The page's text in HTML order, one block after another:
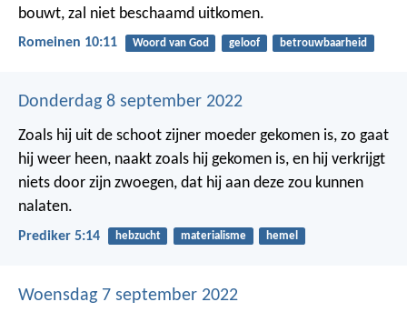
bouwt, zal niet beschaamd uitkomen.
Romeinen 10:11 Woord van God geloof betrouwbaarheid
Donderdag 8 september 2022
Zoals hij uit de schoot zijner moeder gekomen is, zo gaat
hij weer heen, naakt zoals hij gekomen is, en hij verkrijgt
niets door zijn zwoegen, dat hij aan deze zou kunnen
nalaten.
Prediker 5:14 hebzucht materialisme hemel
Woensdag 7 september 2022